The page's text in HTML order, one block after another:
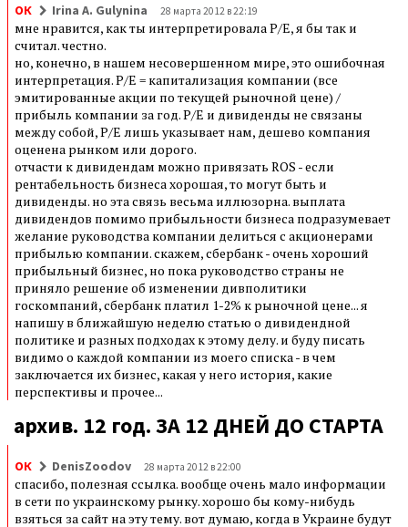
ОК Irina A. Gulynina 28 марта 2012 в 22:19
мне нравится, как ты интерпретировала P/E, я бы так и
считал. честно.
но, конечно, в нашем несовершенном мире, это ошибочная
интерпретация. P/E = капитализация компании (все
эмитированные акции по текущей рыночной цене) /
прибыль компании за год. P/E и дивиденды не связаны
между собой, P/E лишь указывает нам, дешево компания
оценена рынком или дорого.
отчасти к дивидендам можно привязать ROS - если
рентабельность бизнеса хорошая, то могут быть и
дивиденды. но эта связь весьма иллюзорна. выплата
дивидендов помимо прибыльности бизнеса подразумевает
желание руководства компании делиться с акционерами
прибылью компании. скажем, сбербанк - очень хороший
прибыльный бизнес, но пока руководство страны не
приняло решение об изменении дивполитики
госкомпаний, сбербанк платил 1-2% к рыночной цене... я
напишу в ближайшую неделю статью о дивидендной
политике и разных подходах к этому делу. и буду писать
видимо о каждой компании из моего списка - в чем
заключается их бизнес, какая у него история, какие
перспективы и прочее...
архив. 12 год. ЗА 12 ДНЕЙ ДО СТАРТА
ОК DenisZoodov 28 марта 2012 в 22:00
спасибо, полезная ссылка. вообще очень мало информации
в сети по украинскому рынку. хорошо бы кому-нибудь
взяться за сайт на эту тему. вот думаю, когда в Украине будут